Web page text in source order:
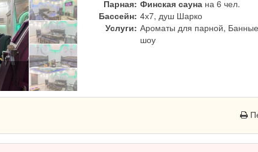
Парная: Финская сауна на 6 чел.
Бассейн: 4х7, душ Шарко
Услуги: Ароматы для парной,
шоу